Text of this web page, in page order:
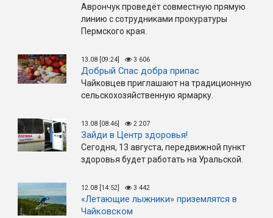
Аврончук проведёт совместную прямую
линию с сотрудниками прокуратуры
Пермского края.
13.08 [09:24] 3 606
Добрый Спас добра припас
Чайковцев приглашают на традиционную
сельскохозяйственную ярмарку.
13.08 [08:46] 2 207
Зайди в Центр здоровья!
Сегодня, 13 августа, передвижной пункт
здоровья будет работать на Уральской.
12.08 [14:52] 3 442
«Летающие лыжники» приземлятся в
Чайковском